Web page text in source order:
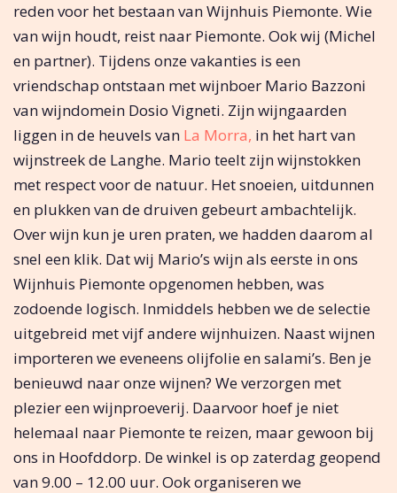
reden voor het bestaan van Wijnhuis Piemonte. Wie
van wijn houdt, reist naar Piemonte. Ook wij (Michel
en partner). Tijdens onze vakanties is een
vriendschap ontstaan met wijnboer Mario Bazzoni
van wijndomein Dosio Vigneti. Zijn wijngaarden
liggen in de heuvels van La Morra, in het hart van
wijnstreek de Langhe. Mario teelt zijn wijnstokken
met respect voor de natuur. Het snoeien, uitdunnen
en plukken van de druiven gebeurt ambachtelijk.
Over wijn kun je uren praten, we hadden daarom al
snel een klik. Dat wij Mario’s wijn als eerste in ons
Wijnhuis Piemonte opgenomen hebben, was
zodoende logisch. Inmiddels hebben we de selectie
uitgebreid met vijf andere wijnhuizen. Naast wijnen
importeren we eveneens olijfolie en salami’s. Ben je
benieuwd naar onze wijnen? We verzorgen met
plezier een wijnproeverij. Daarvoor hoef je niet
helemaal naar Piemonte te reizen, maar gewoon bij
ons in Hoofddorp. De winkel is op zaterdag geopend
van 9.00 – 12.00 uur. Ook organiseren we